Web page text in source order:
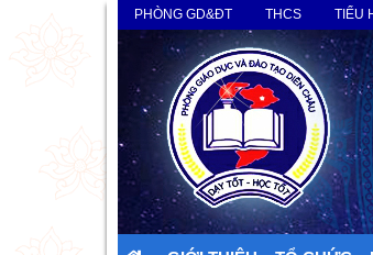
PHÒNG GD&ĐT THCS TIỂU